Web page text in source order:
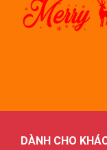
DÀNH CHO